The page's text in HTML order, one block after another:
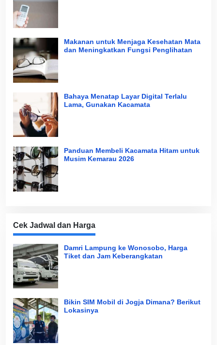
Makanan untuk Menjaga Kesehatan Mata
dan Meningkatkan Fungsi Penglihatan
Bahaya Menatap Layar Digital Terlalu
Lama, Gunakan Kacamata
Panduan Membeli Kacamata Hitam untuk
Musim Kemarau 2026
Cek Jadwal dan Harga
Damri Lampung ke Wonosobo, Harga
Tiket dan Jam Keberangkatan
Bikin SIM Mobil di Jogja Dimana? Berikut
Lokasinya